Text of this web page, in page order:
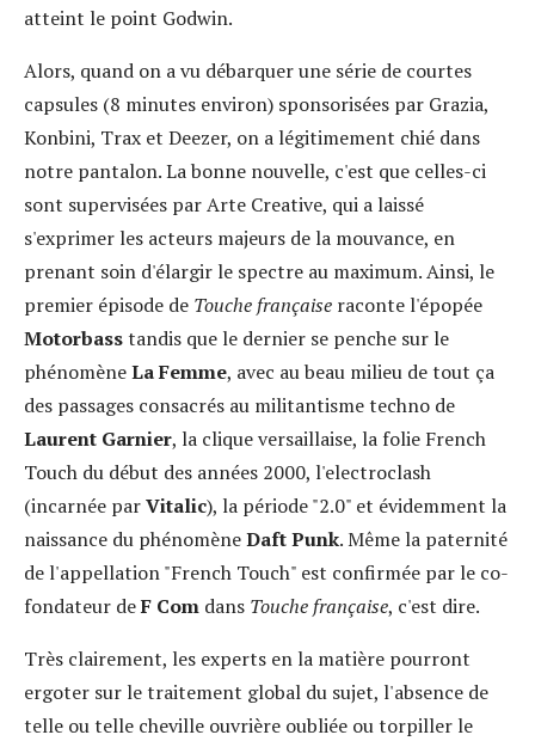
atteint le point Godwin.
Alors, quand on a vu débarquer une série de courtes
capsules (8 minutes environ) sponsorisées par Grazia,
Konbini, Trax et Deezer, on a légitimement chié dans
notre pantalon. La bonne nouvelle, c'est que celles-ci
sont supervisées par Arte Creative, qui a laissé
s'exprimer les acteurs majeurs de la mouvance, en
prenant soin d'élargir le spectre au maximum. Ainsi, le
premier épisode de Touche française raconte l'épopée
Motorbasstandis que le dernier se penche sur le
phénomèneLa Femme, avec au beau milieu de tout ça
des passages consacrés au militantisme techno de
Laurent Garnier, la clique versaillaise, la folie French
Touch du début des années 2000, l'electroclash
(incarnée parVitalic), la période "2.0" et évidemment la
naissance du phénomèneDaft Punk. Même la paternité
de l'appellation "French Touch" est confirmée par le co-
fondateur deF Com dans Touche française, c'est dire.
Très clairement, les experts en la matière pourront
ergoter sur le traitement global du sujet, l'absence de
telle ou telle cheville ouvrière oubliée ou torpiller le